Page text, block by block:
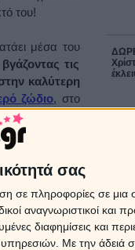
σας
σε πληροφορίες σε
αναγνωριστικοί και
διαφημίσεις και
Με την άδειά
του!
μέσα του
τις
καλύτερη
ζώδιο, στο
που συνήθως
το
του
μεταξύ
και μετά η
7